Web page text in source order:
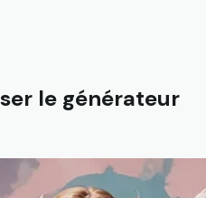
le générateur